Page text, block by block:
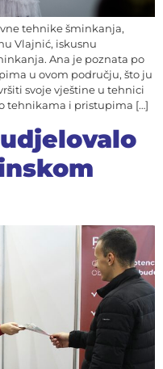
tehnike šminkanja,
Vlajnić, iskusnu
Ana je poznata po
u ovom području, što ju
svoje vještine u tehnici
tehnikama i pristupima […]